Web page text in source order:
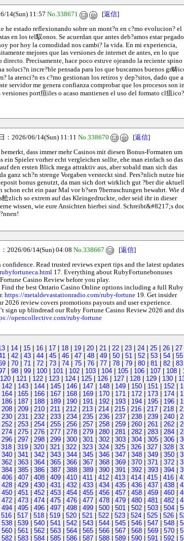
14(Sun) 11:57 No.338671 [返信]
he estado reflexionando sobre un mont?n en c?mo evolucion? el
en los tel馭onos. Se acuerdan que antes deb?amos estar
por hoy la comodidad nos cambi? la vida. En mi experiencia,
mejores que las versiones de internet de antes, en lo que
Precisamente, hace poco estuve ojeando la reciente spino
soluci?n incre?ble pensada para los que buscamos buenos gr畴
la atenci?n es c?mo gestionan los retiros y dep?sitos, dado que
servidor me genera confianza comprobar que los procesos son
versiones port疸iles o acaso mantienen el uso del formato cl疽
：2026/06/14(Sun) 11:11 No.338670 [返信]
dass immer mehr Casinos mit diesen Bonus-Formaten um
ein Spieler vorher echt vergleichen sollte, ehe man einfach so das
den ersten Blick mega attraktiv aus, aber sobald man sich das
ganz sch?n strenge Vorgaben versteckt sind. Pers?nlich nutze
bonus genutzt, da man sich dort wirklich gut ?ber die
schon echt ein paar Mal vor b?sen ﾜberraschungen bewahrt. Wie
zlich so extrem auf das Kleingedruckte, oder seid ihr in dieser
wissen, wie eure Ansichten hierbei sind. Schreibt&#8217;s
2026/06/14(Sun) 04:08 No.338667 [返信]
Read trusted reviews expert tips and the latest
17. Everything about RubyFortunebonuses
Casino Review before you play.
Find the best Ontario Casino Online options including a full Ruby
https://metaldevastationradio.com/ruby-fortune 19. Get insider
review covers promotions payouts and user experience.
sign up blindread our Ruby Fortune Casino Review 2026 and
opencollective.com/ruby-fortune
| 14 | 15 | 16 | 17 | 18 | 19 | 20 | 21 | 22 | 23 | 24 | 25 | 26 | 27
| 42 | 43 | 44 | 45 | 46 | 47 | 48 | 49 | 50 | 51 | 52 | 53 | 54 | 55
| 70 | 71 | 72 | 73 | 74 | 75 | 76 | 77 | 78 | 79 | 80 | 81 | 82 | 83
| 98 | 99 | 100 | 101 | 102 | 103 | 104 | 105 | 106 | 107 | 108 |
120 | 121 | 122 | 123 | 124 | 125 | 126 | 127 | 128 | 129 | 130 |
142 | 143 | 144 | 145 | 146 | 147 | 148 | 149 | 150 | 151 | 152 |
164 | 165 | 166 | 167 | 168 | 169 | 170 | 171 | 172 | 173 | 174 |
186 | 187 | 188 | 189 | 190 | 191 | 192 | 193 | 194 | 195 | 196 |
208 | 209 | 210 | 211 | 212 | 213 | 214 | 215 | 216 | 217 | 218 |
230 | 231 | 232 | 233 | 234 | 235 | 236 | 237 | 238 | 239 | 240 |
252 | 253 | 254 | 255 | 256 | 257 | 258 | 259 | 260 | 261 | 262 |
274 | 275 | 276 | 277 | 278 | 279 | 280 | 281 | 282 | 283 | 284 |
296 | 297 | 298 | 299 | 300 | 301 | 302 | 303 | 304 | 305 | 306 |
318 | 319 | 320 | 321 | 322 | 323 | 324 | 325 | 326 | 327 | 328 |
340 | 341 | 342 | 343 | 344 | 345 | 346 | 347 | 348 | 349 | 350 |
362 | 363 | 364 | 365 | 366 | 367 | 368 | 369 | 370 | 371 | 372 |
384 | 385 | 386 | 387 | 388 | 389 | 390 | 391 | 392 | 393 | 394 |
406 | 407 | 408 | 409 | 410 | 411 | 412 | 413 | 414 | 415 | 416 |
428 | 429 | 430 | 431 | 432 | 433 | 434 | 435 | 436 | 437 | 438 |
450 | 451 | 452 | 453 | 454 | 455 | 456 | 457 | 458 | 459 | 460 |
472 | 473 | 474 | 475 | 476 | 477 | 478 | 479 | 480 | 481 | 482 |
494 | 495 | 496 | 497 | 498 | 499 | 500 | 501 | 502 | 503 | 504 |
516 | 517 | 518 | 519 | 520 | 521 | 522 | 523 | 524 | 525 | 526 |
538 | 539 | 540 | 541 | 542 | 543 | 544 | 545 | 546 | 547 | 548 |
560 | 561 | 562 | 563 | 564 | 565 | 566 | 567 | 568 | 569 | 570 |
582 | 583 | 584 | 585 | 586 | 587 | 588 | 589 | 590 | 591 | 592 |